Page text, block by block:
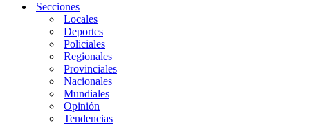
Secciones
Locales
Deportes
Policiales
Regionales
Provinciales
Nacionales
Mundiales
Opinión
Tendencias